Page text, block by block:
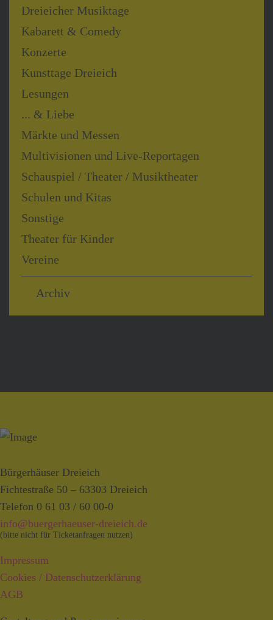
Dreieicher Musiktage
Kabarett & Comedy
Konzerte
Kunsttage Dreieich
Lesungen
... & Liebe
Märkte und Messen
Multivisionen und Live-Reportagen
Schauspiel / Theater / Musiktheater
Schulen und Kitas
Sonstige
Theater für Kinder
Vereine
Archiv
Bürgerhäuser Dreieich
Fichtestraße 50 – 63303 Dreieich
Telefon 0 61 03 / 60 00-0
info@buergerhaeuser-dreieich.de
(bitte nicht für Ticketanfragen nutzen)
Impressum
Cookies / Datenschutzerklärung
AGB